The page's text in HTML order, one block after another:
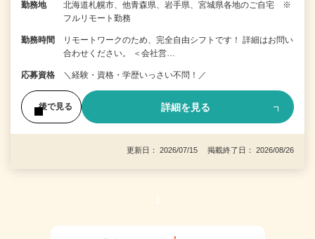
勤務地
北海道札幌市、他青森県、岩手県、宮城県各地のご自宅 ※
フルリモート勤務
勤務時間
リモートワークのため、完全自由シフトです！ 詳細はお問い
合わせください。 ＜会社営…
応募資格 ＼経験・資格・学歴いっさい不問！／
後で見る 詳細を見る
更新日： 2026/07/15 掲載終了日： 2026/08/26
1